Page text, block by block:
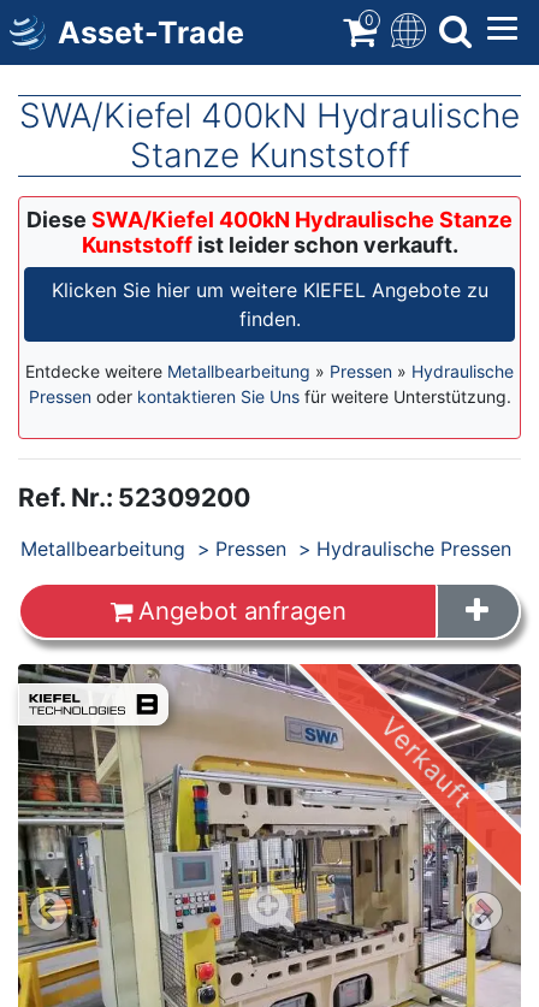
Direkt
zum
Inhalt
Asset-Trade 0
SWA/Kiefel 400kN Hydraulische
Stanze Kunststoff
Diese SWA/Kiefel 400kN Hydraulische Stanze
Kunststoffist leider schon verkauft.
Klicken Sie hier um weitere KIEFEL Angebote zu
finden.
Entdecke weitere Metallbearbeitung » Pressen » Hydraulische
Pressenoder kontaktieren Sie Unsfür weitere Unterstützung.
Ref. Nr.: 52309200
Produkte
Metallbearbeitung Pressen Hydraulische Pressen
Angebot anfragen
Images
Verkauft